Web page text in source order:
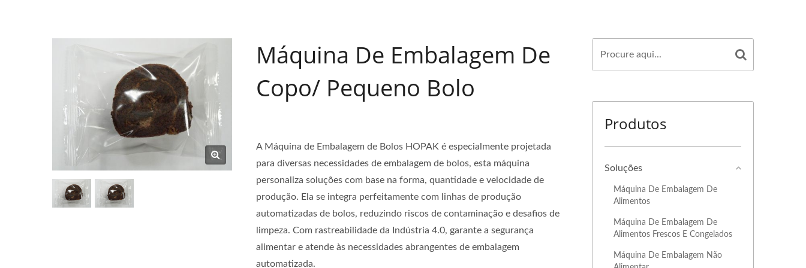
Máquina De Embalagem De
Copo/ Pequeno Bolo
A Máquina de Embalagem de Bolos HOPAK é especialmente projetada
para diversas necessidades de embalagem de bolos, esta máquina
personaliza soluções com base na forma, quantidade e velocidade de
produção. Ela se integra perfeitamente com linhas de produção
automatizadas de bolos, reduzindo riscos de contaminação e desafios de
limpeza. Com rastreabilidade da Indústria 4.0, garante a segurança
alimentar e atende às necessidades abrangentes de embalagem
automatizada.
Produtos
Soluções
Máquina De Embalagem De
Alimentos
Máquina De Embalagem De
Alimentos Frescos E Congelados
Máquina De Embalagem Não